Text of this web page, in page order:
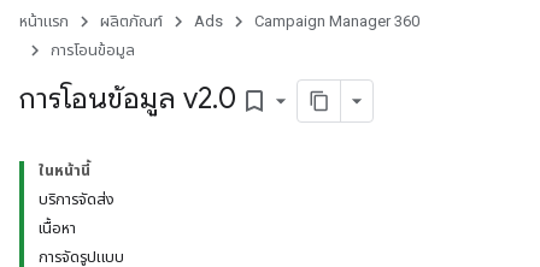
หน้าแรก ผลิตภัณฑ์ Ads
Campaign Manager 360
การโอนข้อมูล
การโอนข้อมูล v2.0 bookmark_border
ในหน้านี้
บริการจัดส่ง
เนื้อหา
การจัดรูปแบบ